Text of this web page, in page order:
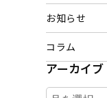
お知らせ
コラム
アーカイブ
ア